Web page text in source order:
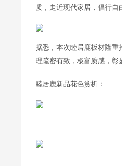
质，走近现代家居，倡行自
据悉，本次睦居鹿板材隆重
理疏密有致，极富质感，彰
睦居鹿新品花色赏析：